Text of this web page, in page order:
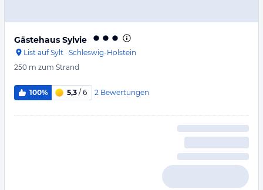
Gästehaus Sylvie
List auf Sylt · Schleswig-Holstein
250 m zum Strand
100% 5,3 / 6 2 Bewertungen